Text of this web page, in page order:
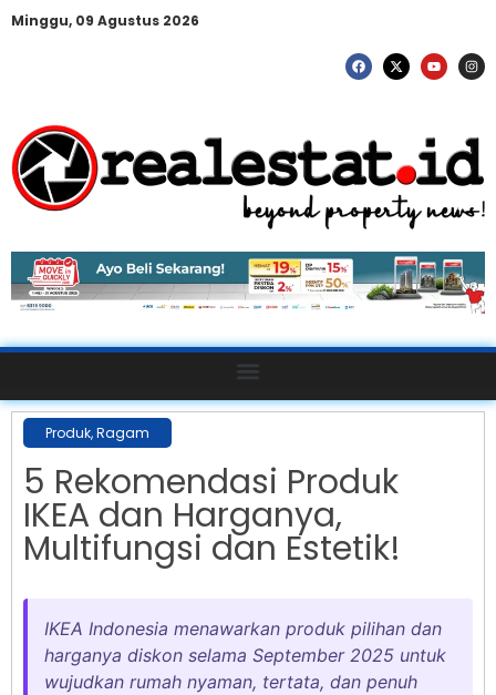
Minggu, 09 Agustus 2026
Produk,Ragam
5 Rekomendasi Produk
IKEA dan Harganya,
Multifungsi dan Estetik!
IKEA Indonesia menawarkan produk pilihan dan
harganya diskon selama September 2025 untuk
wujudkan rumah nyaman, tertata, dan penuh